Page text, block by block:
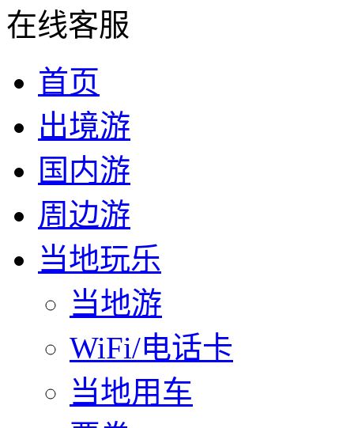
在线客服
首页
出境游
国内游
周边游
当地玩乐
当地游
WiFi/电话卡
当地用车